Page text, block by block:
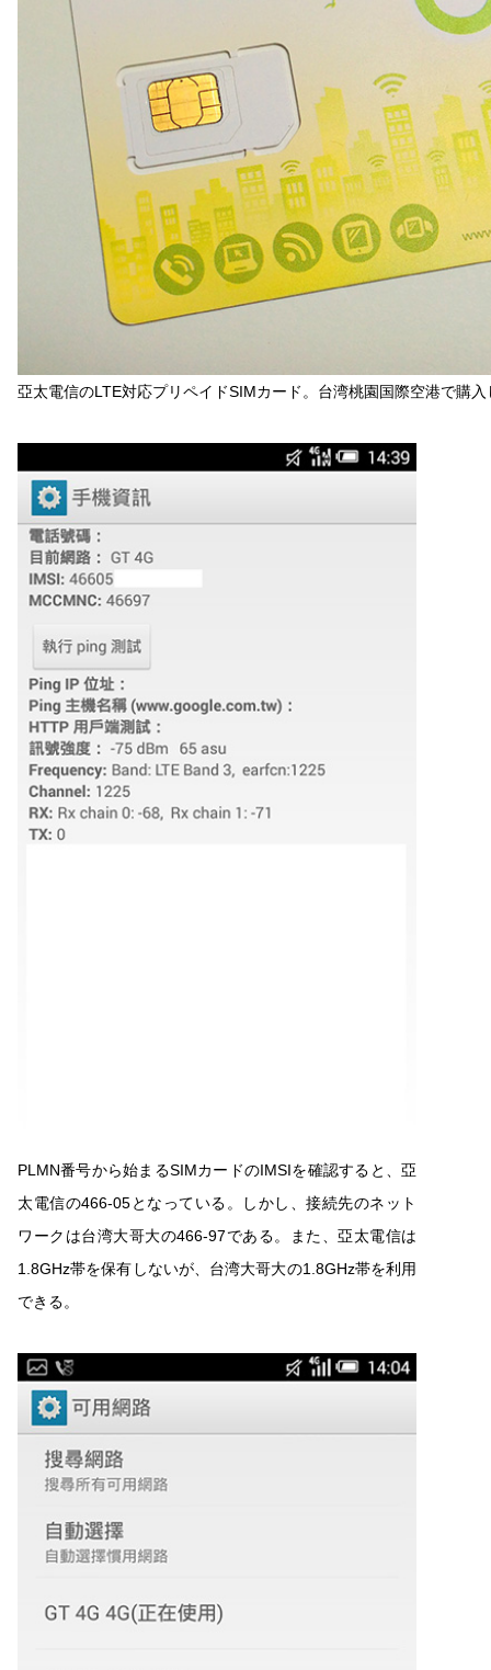
亞太電信のLTE対応プリペイドSIMカード。台湾桃園国際空港で購入
PLMN番号から始まるSIMカードのIMSIを確認すると、亞
太電信の466-05となっている。しかし、接続先のネット
ワークは台湾大哥大の466-97である。また、亞太電信は
1.8GHz帯を保有しないが、台湾大哥大の1.8GHz帯を利用
できる。